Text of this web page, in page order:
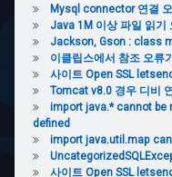
Mysql connector 연결
Java 1M 이상 파일 읽기
Jackson, Gson : class
이클립스에서 참조 오류
사이트 Open SSL
Tomcat v8.0 경우 디비
import java.* cannot be
defined
import java.util.map
사이트 Open SSL